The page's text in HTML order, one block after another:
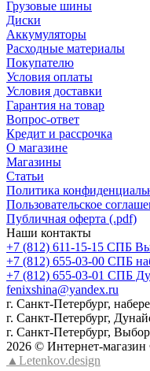
Грузовые шины
Диски
Аккумуляторы
Расходные материалы
Покупателю
Условия оплаты
Условия доставки
Гарантия на товар
Вопрос-ответ
Кредит и рассрочка
О магазине
Магазины
Статьи
Политика
Пользовательское
Публичная оферта (.pdf)
Наши контакты
+7 (812) 611-15-15 СПБ
+7 (812) 655-03-00 СПБ
+7 (812) 655-03-01 СПБ
fenixshina@yandex.ru
г. Санкт-Петербург,
г. Санкт-Петербург,
г. Санкт-Петербург,
2026 © Интернет-
▲Letenkov.design